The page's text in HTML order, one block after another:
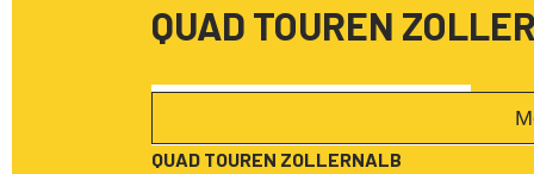
QUAD TOUREN
QUAD TOUREN ZOLLERNALB